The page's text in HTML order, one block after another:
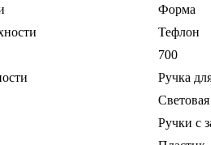
Форма
Тефлон
700
Ручка
Ручки с